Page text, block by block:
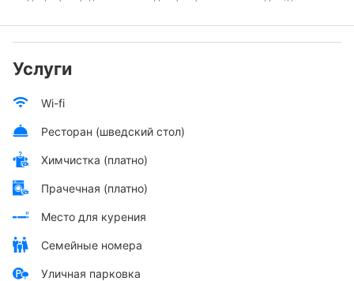
Услуги
Wi-fi
Ресторан (шведский стол)
Химчистка (платно)
Прачечная (платно)
Место для курения
Семейные номера
Уличная парковка